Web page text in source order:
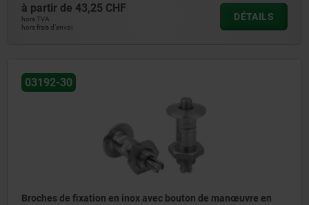
à partir de 43,25 CHF
hors TVA
hors frais d’envoi
DÉTAILS
03192-30
Broches de fixation en inox avec bouton de manœuvre en